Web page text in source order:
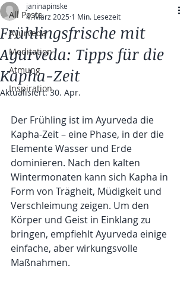
All Posts
Ayurveda
Meditation
Atmung
Inspiration
Frühlingsfrische mit
Ayurveda: Tipps für die
Kapha-Zeit
janinapinske
4. März 2025 1 Min. Lesezeit
Aktualisiert:30. Apr.
Der Frühling ist im Ayurveda die
Kapha-Zeit – eine Phase, in der die
Elemente Wasser und Erde
dominieren. Nach den kalten
Wintermonaten kann sich Kapha in
Form von Trägheit, Müdigkeit und
Verschleimung zeigen. Um den
Körper und Geist in Einklang zu
bringen, empfiehlt Ayurveda einige
einfache, aber wirkungsvolle
Maßnahmen.